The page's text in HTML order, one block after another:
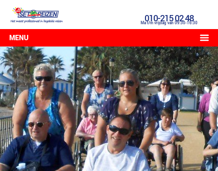
010-215 02 48
Ma t/m vrijdag van 09:30-16:30
MENU